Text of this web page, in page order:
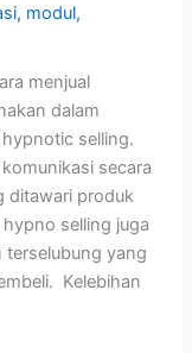
, modul,
menjual
dalam
selling.
secara
ditawari produk
selling juga
terselubung yang
Kelebihan